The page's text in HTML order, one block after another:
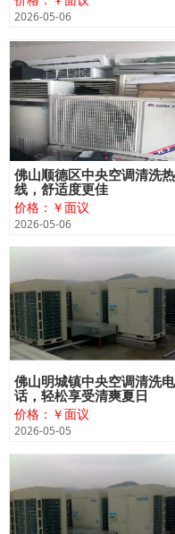
2026-05-06
佛山顺德区中央空调清洗热
线，舒适度更佳
价格：￥面议
2026-05-06
佛山明城镇中央空调清洗电
话，轻松享受清爽夏日
价格：￥面议
2026-05-05